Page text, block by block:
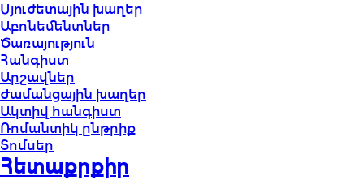
Սյուժետային խաղեր
Աբոնեմենտներ
Ծառայություն
Հանգիստ
Արշավներ
Ժամանցային խաղեր
Ակտիվ հանգիստ
Ռոմանտիկ ընթրիք
Տոմսեր
Հետաքրքիր